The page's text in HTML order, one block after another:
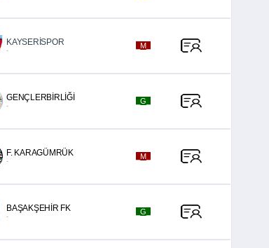
KAYSERİSPOR
-
_M_
GENÇLERBİRLİĞİ
-
_G_
F. KARAGÜMRÜK
-
_M_
BAŞAKŞEHİR FK
-
_G_